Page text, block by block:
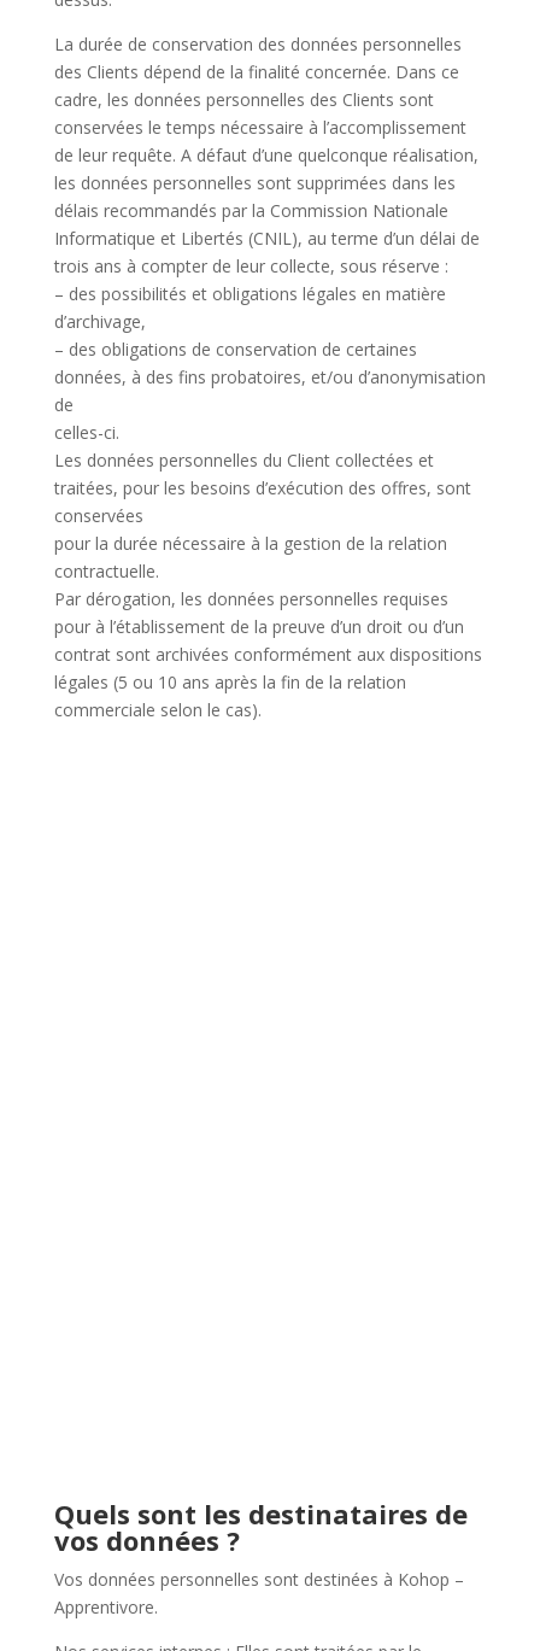
La durée de conservation des données personnelles
des Clients dépend de la finalité concernée. Dans ce
cadre, les données personnelles des Clients sont
conservées le temps nécessaire à l’accomplissement
de leur requête. A défaut d’une quelconque réalisation,
les données personnelles sont supprimées dans les
délais recommandés par la Commission Nationale
Informatique et Libertés (CNIL), au terme d’un délai de
trois ans à compter de leur collecte, sous réserve :
– des possibilités et obligations légales en matière
d’archivage,
– des obligations de conservation de certaines
données, à des fins probatoires, et/ou d’anonymisation
de
celles-ci.
Les données personnelles du Client collectées et
traitées, pour les besoins d’exécution des offres, sont
conservées
pour la durée nécessaire à la gestion de la relation
contractuelle.
Par dérogation, les données personnelles requises
pour à l’établissement de la preuve d’un droit ou d’un
contrat sont archivées conformément aux dispositions
légales (5 ou 10 ans après la fin de la relation
commerciale selon le cas).
Quels sont les destinataires de
vos données ?
Vos données personnelles sont destinées à Kohop –
Apprentivore.